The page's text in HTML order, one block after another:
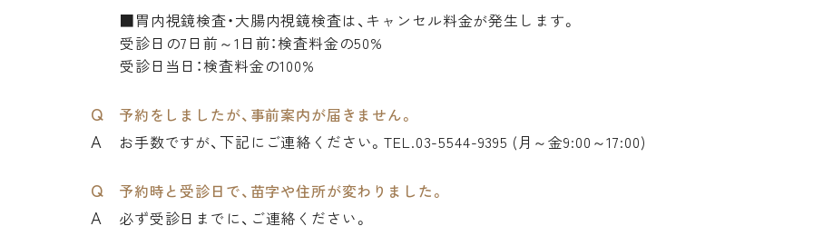
■胃内視鏡検査・大腸内視鏡検査は、キャンセル料金が発生します。
受診日の7日前～1日前：検査料金の50%
受診日当日：検査料金の100%
予約をしましたが、事前案内が届きません。
お手数ですが、下記にご連絡ください。TEL.03-5544-9395 (月～金9:00～17:00)
予約時と受診日で、苗字や住所が変わりました。
必ず受診日までに、ご連絡ください。